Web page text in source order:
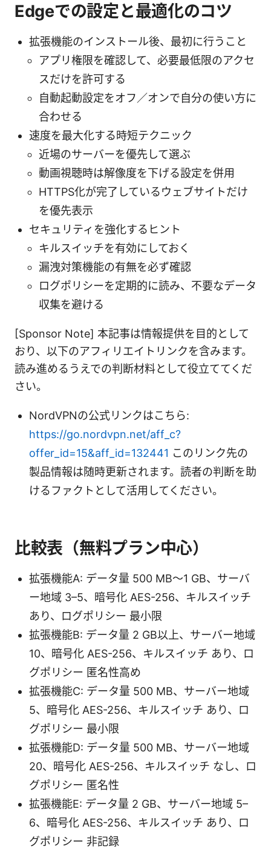
Edgeでの設定と最適化のコツ
拡張機能のインストール後、最初に行うこと
アプリ権限を確認して、必要最低限のアクセ
スだけを許可する
自動起動設定をオフ／オンで自分の使い方に
合わせる
速度を最大化する時短テクニック
近場のサーバーを優先して選ぶ
動画視聴時は解像度を下げる設定を併用
HTTPS化が完了しているウェブサイトだけ
を優先表示
セキュリティを強化するヒント
キルスイッチを有効にしておく
漏洩対策機能の有無を必ず確認
ログポリシーを定期的に読み、不要なデータ
収集を避ける
[Sponsor Note] 本記事は情報提供を目的として
おり、以下のアフィリエイトリンクを含みます。
読み進めるうえでの判断材料として役立ててくだ
さい。
NordVPNの公式リンクはこちら:
https://go.nordvpn.net/aff_c?
offer_id=15&aff_id=132441 このリンク先の
製品情報は随時更新されます。読者の判断を助
けるファクトとして活用してください。
比較表（無料プラン中心）
拡張機能A: データ量 500 MB〜1 GB、サーバ
ー地域 3–5、暗号化 AES-256、キルスイッチ
あり、ログポリシー 最小限
拡張機能B: データ量 2 GB以上、サーバー地域
10、暗号化 AES-256、キルスイッチ あり、ロ
グポリシー 匿名性高め
拡張機能C: データ量 500 MB、サーバー地域
5、暗号化 AES-256、キルスイッチ あり、ロ
グポリシー 最小限
拡張機能D: データ量 500 MB、サーバー地域
20、暗号化 AES-256、キルスイッチ なし、ロ
グポリシー 匿名性
拡張機能E: データ量 2 GB、サーバー地域 5–
6、暗号化 AES-256、キルスイッチ あり、ロ
グポリシー 非記録